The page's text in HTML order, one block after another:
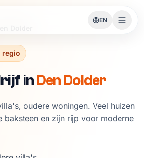
EN
regio
inDen Dolder
oudere woningen. Veel huizen
baksteen en zijn rijp voor moderne